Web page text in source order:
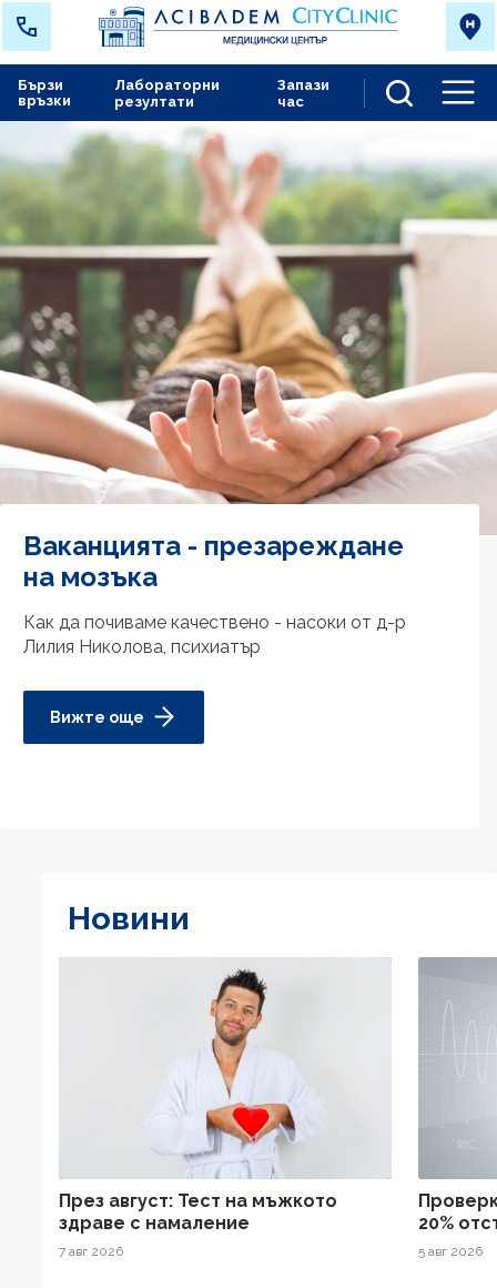
Лабораторни
резултати
Запази
час
Бързи
връзки
Аджибадем Сити Клиник
Ваканцията - презареждане
на мозъка
Как да почиваме качествено - насоки от д-р
Лилия Николова, психиатър
Вижте още
Новини
През август: Тест на мъжкото
здраве с намаление
7 авг 2026
20%
5 авг 2026